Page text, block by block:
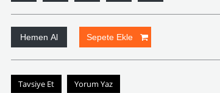
Tavsiye Et Yorum Yaz